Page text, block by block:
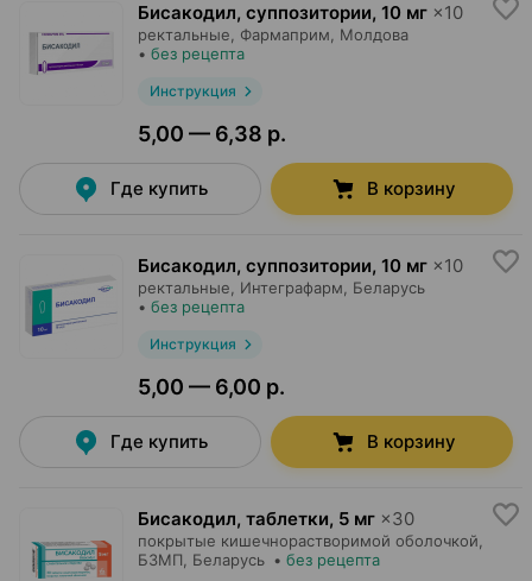
Бисакодил, суппозитории, 10 мг ×10
ректальные, Фармаприм , Молдова
• без рецепта
Инструкция
5,00 — 6,38 р.
Где купить В корзину
Бисакодил, суппозитории, 10 мг ×10
ректальные, Интеграфарм , Беларусь
• без рецепта
Инструкция
5,00 — 6,00 р.
Где купить В корзину
Бисакодил, таблетки, 5 мг ×30
покрытые кишечнорастворимой оболочкой,
БЗМП , Беларусь • без рецепта